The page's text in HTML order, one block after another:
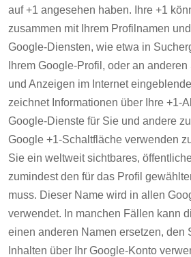
auf +1 angesehen haben. Ihre +1
zusammen mit Ihrem Profilnamen
Google-Diensten, wie etwa in
Ihrem Google-Profil, oder an
und Anzeigen im Internet
zeichnet Informationen über Ihre +1-
Google-Dienste für Sie und andere
Google +1-Schaltfläche verwenden
Sie ein weltweit sichtbares,
zumindest den für das Profil
muss. Dieser Name wird in allen
verwendet. In manchen Fällen kann
einen anderen Namen ersetzen, den
Inhalten über Ihr Google-Konto